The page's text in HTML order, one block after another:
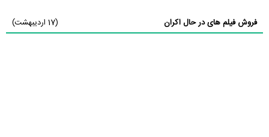
فروش فیلم های در حال اکران (17 اردیبهشت)